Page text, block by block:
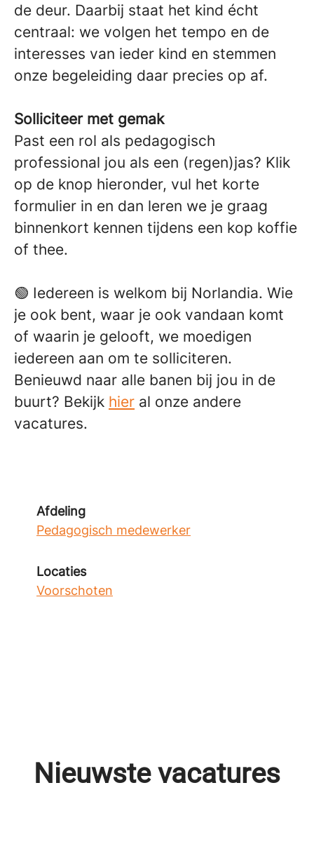
de deur. Daarbij staat het kind écht
centraal: we volgen het tempo en de
interesses van ieder kind en stemmen
onze begeleiding daar precies op af.
Solliciteer met gemak
Past een rol als pedagogisch
professional jou als een (regen)jas? Klik
op de knop hieronder, vul het korte
formulier in en dan leren we je graag
binnenkort kennen tijdens een kop koffie
of thee.
🟢 Iedereen is welkom bij Norlandia. Wie
je ook bent, waar je ook vandaan komt
of waarin je gelooft, we moedigen
iedereen aan om te solliciteren.
Benieuwd naar alle banen bij jou in de
buurt? Bekijk hier al onze andere
vacatures.
Afdeling
Pedagogisch medewerker
Locaties
Voorschoten
Nieuwste vacatures